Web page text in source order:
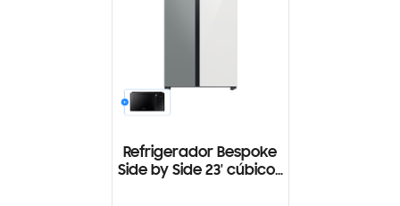
Refrigerador Bespoke
Side by Side 23' cúbicos